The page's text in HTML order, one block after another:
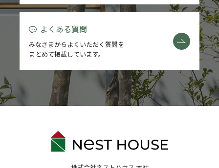
よくある質問
みなさまからよくいただく質問を
まとめて掲載しています。